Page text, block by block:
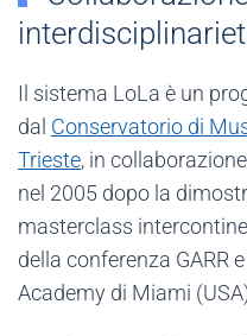
Il sistema LoLa è un
dal Conservatorio di
Trieste, in
nel 2005 dopo la
masterclass
della conferenza GARR
Academy di Miami